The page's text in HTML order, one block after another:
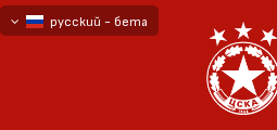
русский - бета